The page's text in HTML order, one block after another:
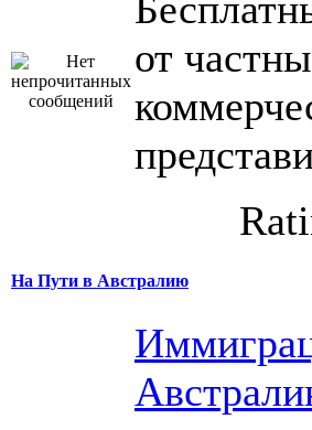
от
На Пути в Австралию